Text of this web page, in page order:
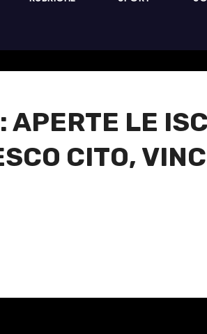
LE
CITO,